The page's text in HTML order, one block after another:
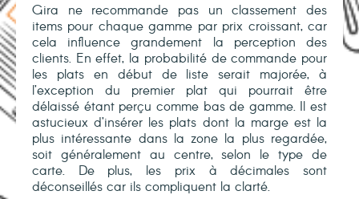
Gira ne recommande pas un classement des
items pour chaque gamme par prix croissant, car
cela influence grandement la perception des
clients. En effet, la probabilité de commande pour
les plats en début de liste serait majorée, à
l’exception du premier plat qui pourrait être
délaissé étant perçu comme bas de gamme. Il est
astucieux d’insérer les plats dont la marge est la
plus intéressante dans la zone la plus regardée,
soit généralement au centre, selon le type de
carte. De plus, les prix à décimales sont
déconseillés car ils compliquent la clarté.